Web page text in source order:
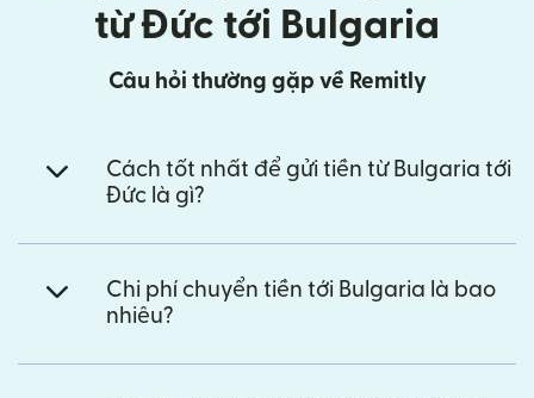
từ Đức tới Bulgaria
Câu hỏi thường gặp về Remitly
Cách tốt nhất để gửi tiền từ Bulgaria tới
Đức là gì?
Chi phí chuyển tiền tới Bulgaria là bao
nhiêu?